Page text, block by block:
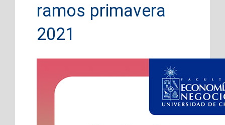
ramos primavera
2021